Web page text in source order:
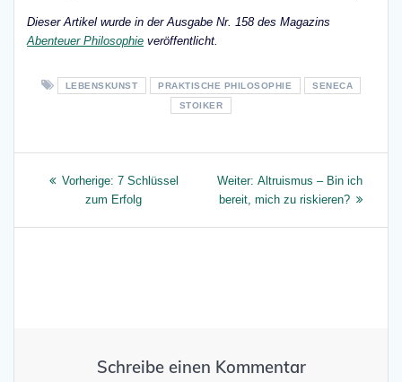
Dieser Artikel wurde in der Ausgabe Nr. 158 des Magazins
Abenteuer Philosophie veröffentlicht.
LEBENSKUNST PRAKTISCHE PHILOSOPHIE
SENECA
STOIKER
Beitragsnavigation
Vorherige: Vorheriger
Beitrag:
7 Schlüssel
zum Erfolg
Weiter: Nächster
Beitrag:
Altruismus – Bin ich
bereit, mich zu riskieren?
Schreibe einen Kommentar